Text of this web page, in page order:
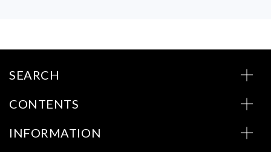
SEARCH
CONTENTS
INFORMATION